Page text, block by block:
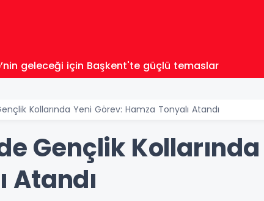
geleceği için Başkent'te güçlü temaslar
Kollarında Yeni Görev: Hamza Tonyalı Atandı
Gençlik
Atandı